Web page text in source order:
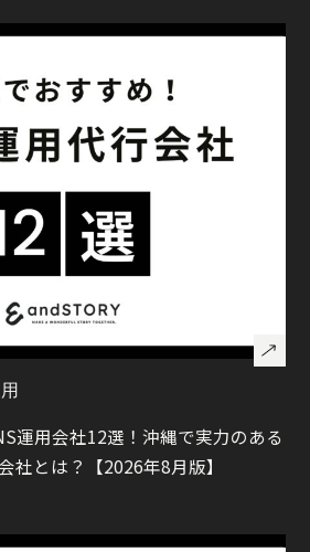
運用会社12選！沖縄で実力のある
社とは？【2026年8月版】